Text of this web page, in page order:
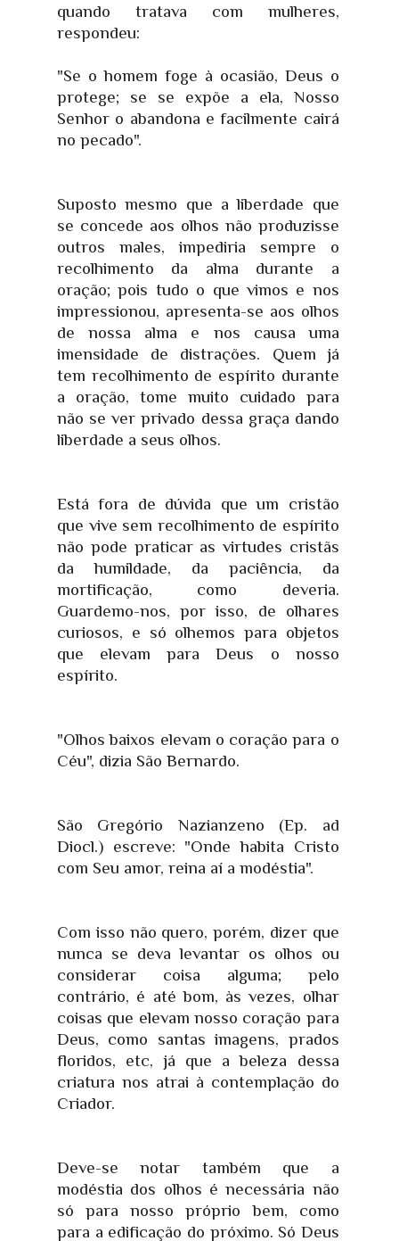
quando tratava com mulheres,
respondeu:
"Se o homem foge à ocasião, Deus o
protege; se se expõe a ela, Nosso
Senhor o abandona e facilmente cairá
no pecado".
Suposto mesmo que a liberdade que
se concede aos olhos não produzisse
outros males, impediria sempre o
recolhimento da alma durante a
oração; pois tudo o que vimos e nos
impressionou, apresenta-se aos olhos
de nossa alma e nos causa uma
imensidade de distrações. Quem já
tem recolhimento de espírito durante
a oração, tome muito cuidado para
não se ver privado dessa graça dando
liberdade a seus olhos.
Está fora de dúvida que um cristão
que vive sem recolhimento de espírito
não pode praticar as virtudes cristãs
da humildade, da paciência, da
mortificação, como deveria.
Guardemo-nos, por isso, de olhares
curiosos, e só olhemos para objetos
que elevam para Deus o nosso
espírito.
"Olhos baixos elevam o coração para o
Céu", dizia São Bernardo.
São Gregório Nazianzeno (Ep. ad
Diocl.) escreve: "Onde habita Cristo
com Seu amor, reina aí a modéstia".
Com isso não quero, porém, dizer que
nunca se deva levantar os olhos ou
considerar coisa alguma; pelo
contrário, é até bom, às vezes, olhar
coisas que elevam nosso coração para
Deus, como santas imagens, prados
floridos, etc, já que a beleza dessa
criatura nos atrai à contemplação do
Criador.
Deve-se notar também que a
modéstia dos olhos é necessária não
só para nosso próprio bem, como
para a edificação do próximo. Só Deus